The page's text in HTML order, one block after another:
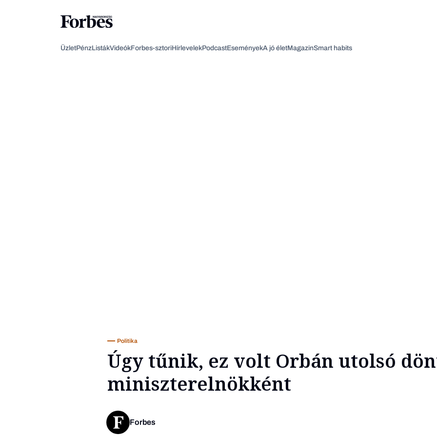
ÜzletPénzListákVideókForbes-sztoriHírlevelekPodcastEseményekA jó életMagazinSmart habits
Politika
Úgy tűnik, ez volt Orbán utolsó
miniszterelnökként
Forbes